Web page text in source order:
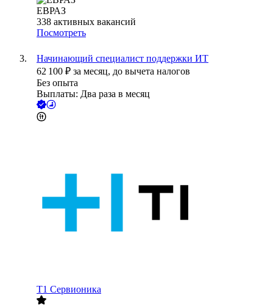
ЕВРАЗ
338 активных вакансий
Посмотреть
Начинающий специалист поддержки ИТ
62 100 ₽ за месяц, до вычета налогов
Без опыта
Выплаты: Два раза в месяц
Т1 Сервионика